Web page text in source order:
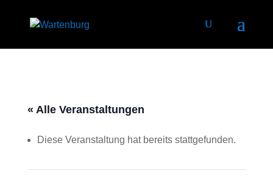
« Alle Veranstaltungen
Diese Veranstaltung hat bereits stattgefunden.